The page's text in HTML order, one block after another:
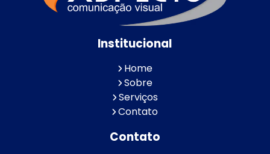
Institucional
Home
Sobre
Serviços
Contato
Contato